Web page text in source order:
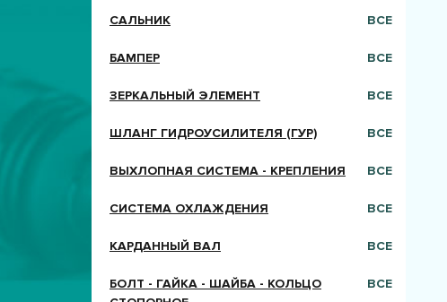
ВСЕ
САЛЬНИК
ВСЕ
БАМПЕР
ВСЕ
ЗЕРКАЛЬНЫЙ ЭЛЕМЕНТ
ВСЕ
ШЛАНГ ГИДРОУСИЛИТЕЛЯ (ГУР)
ВСЕ
ВЫХЛОПНАЯ СИСТЕМА - КРЕПЛЕНИЯ
ВСЕ
СИСТЕМА ОХЛАЖДЕНИЯ
ВСЕ
КАРДАННЫЙ ВАЛ
ВСЕ
БОЛТ - ГАЙКА - ШАЙБА - КОЛЬЦО